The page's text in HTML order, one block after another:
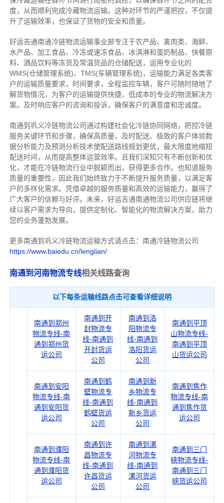
度，从而顺利完成冷藏物流运输。这种对环节的严谨把控，不仅提
升了运输效率，也保证了货物的安全和质量。
好运吉通南通冷链物流运输事业部专注于农产品、禽肉类、海鲜、
水产品、加工食品、冷冻或速冻食品、冰淇淋和蛋奶制品、快餐原
料、酒品饮料等冻货及常温货品的仓储配送，运用专业化的
WMS(仓储管理系统)、TMS(车辆管理系统)，运输能力满足各类客
户的运输质量要求，时间要求，全程监控车辆，客户可随时随地了
解货物情况，为客户的运输提供快捷、低成本的专业的物流解决方
案。及时响应客户的咨询和投诉，确保客户的满意度和忠诚度。
南通到巩义冷链物流公司通过构建社会化冷链协同网络，把控冷链
服务关键环节和步骤，确保高质量、及时配送、极致的客户体验数
据分析能力及预测分析技术使配送路线规划更优，最大限度地缩短
配送时间，从而提高整体运营效率。且 我们深知 只有不断创新和优
化，才能在冷链物流行业中脱颖而出，获得更多合作。也知道服务
质量的重要性，因此我们始终致力于不断提升服务质量，以满足客
户的多样化需求。 凭借卓越的服务质量和高效的运输能力，赢得了
广大客户的信赖与好评。 未来，好运吉通南通物流公司供应链将继
续以客户需求为导向，提供定制化、智能化的物流解决方案，助力
您的业务蓬勃发展。
更多南通到巩义冷链物流运输方式请点击：南通冷链物流公司
https://www.baiedu.cn/lenglian/
南通到河南物流专线相关线路查询
以下每条运输线路点击可查看详细说明
南通到郑州
物流专线-南
通到郑州货
运公司
南通到开
封物流专
线-南通到
开封货运
公司
南通到洛
阳物流专
线-南通到
洛阳货运
公司
南通到平顶
山物流专线-
南通到平顶
山货运公司
南通到安阳
物流专线-南
通到安阳货
运公司
南通到鹤
壁物流专
线-南通到
鹤壁货运
公司
南通到新
乡物流专
线-南通到
新乡货运
公司
南通到焦作
物流专线-南
通到焦作货
运公司
南通到濮阳
物流专线-南
通到濮阳货
运公司
南通到许
昌物流专
线-南通到
许昌货运
公司
南通到漯
河物流专
线-南通到
漯河货运
公司
南通到三门
峡物流专线-
南通到三门
峡货运公司